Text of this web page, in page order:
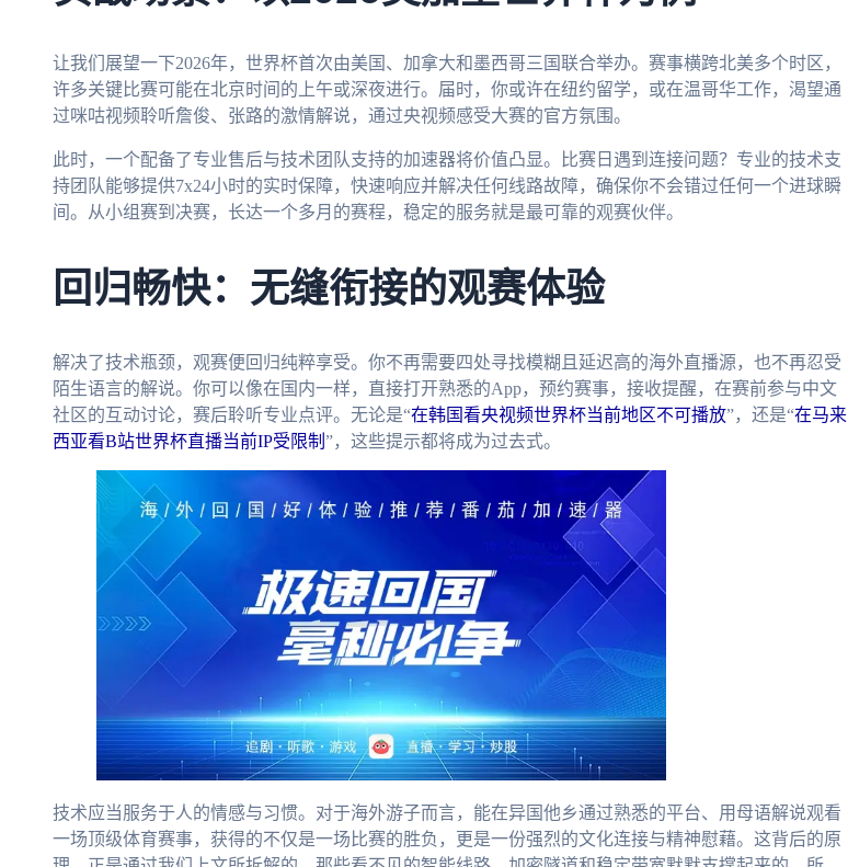
让我们展望一下2026年，世界杯首次由美国、加拿大和墨西哥三国联合举办。赛事横跨北美多个时区，
许多关键比赛可能在北京时间的上午或深夜进行。届时，你或许在纽约留学，或在温哥华工作，渴望通
过咪咕视频聆听詹俊、张路的激情解说，通过央视频感受大赛的官方氛围。
此时，一个配备了专业售后与技术团队支持的加速器将价值凸显。比赛日遇到连接问题？专业的技术支
持团队能够提供7x24小时的实时保障，快速响应并解决任何线路故障，确保你不会错过任何一个进球瞬
间。从小组赛到决赛，长达一个多月的赛程，稳定的服务就是最可靠的观赛伙伴。
回归畅快：无缝衔接的观赛体验
解决了技术瓶颈，观赛便回归纯粹享受。你不再需要四处寻找模糊且延迟高的海外直播源，也不再忍受
陌生语言的解说。你可以像在国内一样，直接打开熟悉的App，预约赛事，接收提醒，在赛前参与中文
社区的互动讨论，赛后聆听专业点评。无论是“在韩国看央视频世界杯当前地区不可播放”，还是“在马来
西亚看B站世界杯直播当前IP受限制 ”，这些提示都将成为过去式。
技术应当服务于人的情感与习惯。对于海外游子而言，能在异国他乡通过熟悉的平台、用母语解说观看
一场顶级体育赛事，获得的不仅是一场比赛的胜负，更是一份强烈的文化连接与精神慰藉。这背后的原